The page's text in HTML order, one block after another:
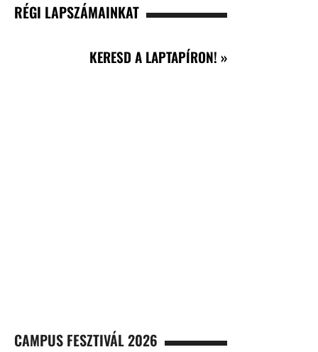
RÉGI LAPSZÁMAINKAT
KERESD A LAPTAPÍRON! »
CAMPUS FESZTIVÁL 2026